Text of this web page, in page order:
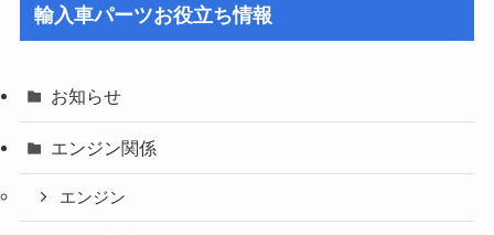
輸入車パーツお役立ち情報
お知らせ
エンジン関係
エンジン